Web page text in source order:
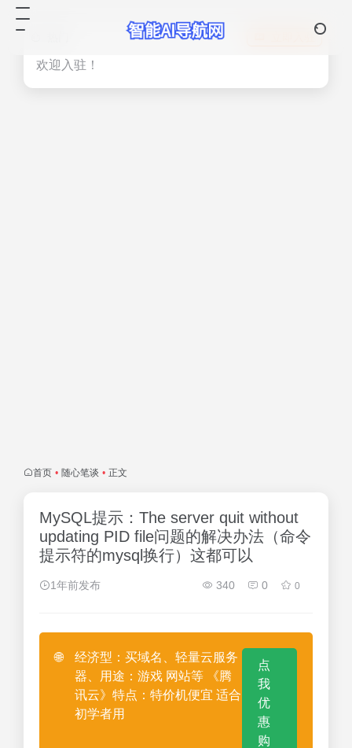
欢迎入驻！
首页 • 随心笔谈 • 正文
MySQL提示：The server quit without
updating PID file问题的解决办法（命令
提示符的mysql换行）这都可以
1年前发布 340 0 0
🌐
经济型：买域名、轻量云服务
器、用途：游戏 网站等 《腾
讯云》特点：特价机便宜 适合
初学者用
点
我
优
惠
购